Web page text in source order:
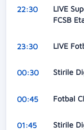
22:30
LIVE
FCSB
23:30 LIVE
00:30 Stirile
00:45 Fotbal
01:45 Stirile